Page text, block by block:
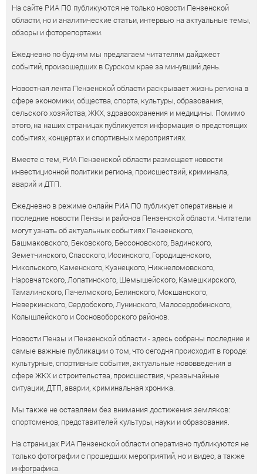
На сайте РИА ПО публикуются не только новости Пензенской
области, но и аналитические статьи, интервью на актуальные темы,
обзоры и фоторепортажи.
Ежедневно по будням мы предлагаем читателям дайджест
событий, произошедших в Сурском крае за минувший день.
Новостная лента Пензенской области раскрывает жизнь региона в
сфере экономики, общества, спорта, культуры, образования,
сельского хозяйства, ЖКХ, здравоохранения и медицины. Помимо
этого, на наших страницах публикуется информация о предстоящих
событиях, концертах и спортивных мероприятиях.
Вместе с тем, РИА Пензенской области размещает новости
инвестиционной политики региона, происшествий, криминала,
аварий и ДТП.
Ежедневно в режиме онлайн РИА ПО публикует оперативные и
последние новости Пензы и районов Пензенской области. Читатели
могут узнать об актуальных событиях Пензенского,
Башмаковского, Бековского, Бессоновского, Вадинского,
Земетчинского, Спасского, Иссинского, Городищенского,
Никольского, Каменского, Кузнецкого, Нижнеломовского,
Наровчатского, Лопатинского, Шемышейского, Камешкирского,
Тамалинского, Пачелмского, Белинского, Мокшанского,
Неверкинского, Сердобского, Лунинского, Малосердобинского,
Колышлейского и Сосновоборского районов.
Новости Пензы и Пензенской области - здесь собраны последние и
самые важные публикации о том, что сегодня происходит в городе:
культурные, спортивные события, актуальные нововведения в
сфере ЖКХ и строительства, происшествия, чрезвычайные
ситуации, ДТП, аварии, криминальная хроника.
Мы также не оставляем без внимания достижения земляков:
спортсменов, представителей культуры, науки и образования.
На страницах РИА Пензенской области оперативно публикуются не
только фотографии с прошедших мероприятий, но и видео, а также
инфографика.